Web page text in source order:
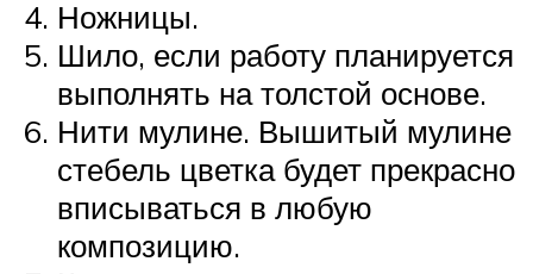
Ножницы.
Шило, если работу планируется
выполнять на толстой основе.
Нити мулине. Вышитый мулине
стебель цветка будет прекрасно
вписываться в любую
композицию.